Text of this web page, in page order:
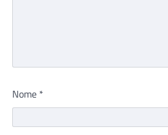
Nome *